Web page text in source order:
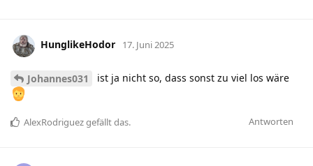
HunglikeHodor 17. Juni 2025
Johannes031 ist ja nicht so, dass sonst zu viel los wäre
Antworten
AlexRodriguezgefällt das.